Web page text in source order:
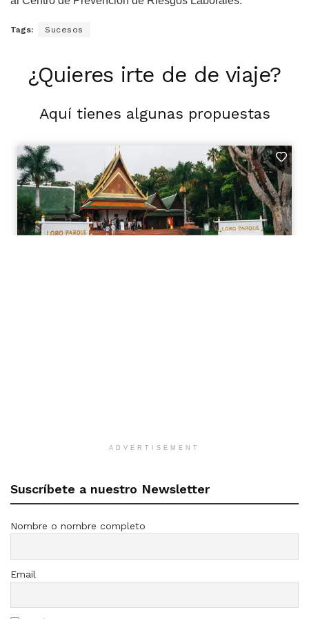
Tags: Sucesos
¿Quieres irte de de viaje?
Aquí tienes algunas propuestas
ADVERTISEMENT
Suscríbete a nuestro Newsletter
Nombre o nombre completo
Email